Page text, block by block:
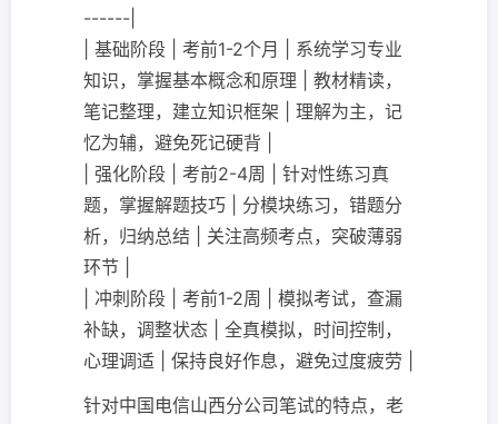
------|
| 基础阶段 | 考前1-2个月 | 系统学习专业
知识，掌握基本概念和原理 | 教材精读，
笔记整理，建立知识框架 | 理解为主，记
忆为辅，避免死记硬背 |
| 强化阶段 | 考前2-4周 | 针对性练习真
题，掌握解题技巧 | 分模块练习，错题分
析，归纳总结 | 关注高频考点，突破薄弱
环节 |
| 冲刺阶段 | 考前1-2周 | 模拟考试，查漏
补缺，调整状态 | 全真模拟，时间控制，
心理调适 | 保持良好作息，避免过度疲劳 |
针对中国电信山西分公司笔试的特点，老